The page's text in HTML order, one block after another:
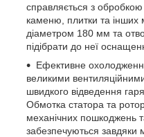
справляється з
каменю, плитки та інших
діаметром 180 мм та
підібрати до неї
Ефективне
великими
швидкого відведення
Обмотка статора та
механічних пошкоджень
забезпечуються завдяки